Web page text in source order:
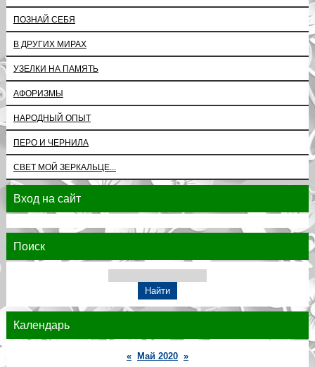
ПОЗНАЙ СЕБЯ
В ДРУГИХ МИРАХ
УЗЕЛКИ НА ПАМЯТЬ
АФОРИЗМЫ
НАРОДНЫЙ ОПЫТ
ПЕРО И ЧЕРНИЛА
СВЕТ МОЙ ЗЕРКАЛЬЦЕ...
Вход на сайт
Поиск
Календарь
« Май 2020 »